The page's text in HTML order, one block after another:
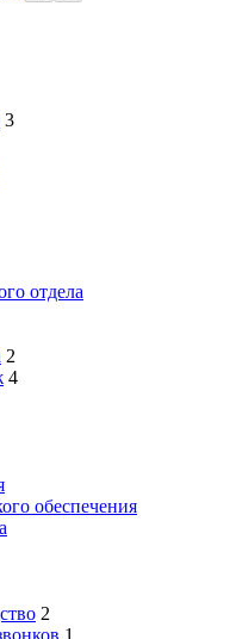
3
отдела
2
4
обеспечения
2
1